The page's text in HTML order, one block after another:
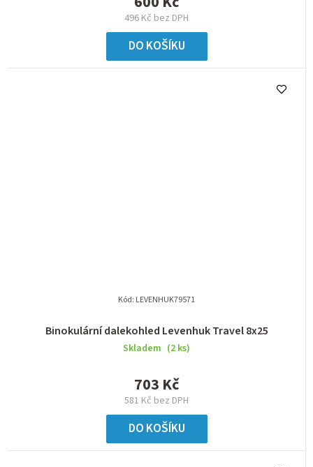
496 Kč bez DPH
DO KOŠÍKU
Binokulární dalekohled Levenhuk Travel 8x25
Skladem (2 ks)
581 Kč bez DPH
703 Kč
DO KOŠÍKU
Kód: LEVENHUK79571